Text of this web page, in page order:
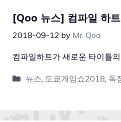
[Qoo 뉴스] 컴파일 하
2018-09-12 by Mr. Qoo
컴파일하트가 새로운 타이틀
뉴스 도쿄게임쇼2018 독